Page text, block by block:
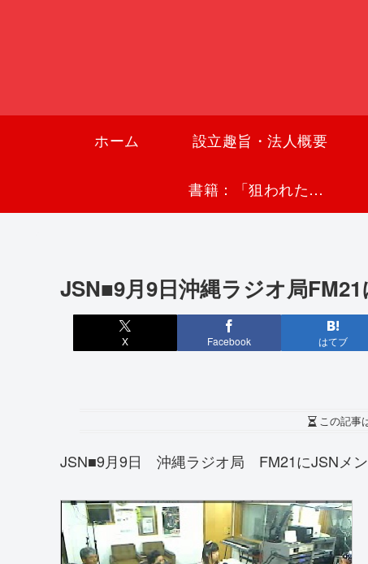
ホーム 設立趣旨・法人概要
書籍：「狙われた沖縄〜真実の沖縄史が日本を救う〜」
JSN■9月9日沖縄ラジオ局
X Facebook はてブ
この記事
JSN■9月9日 沖縄ラジオ局 FM21にJSNメ